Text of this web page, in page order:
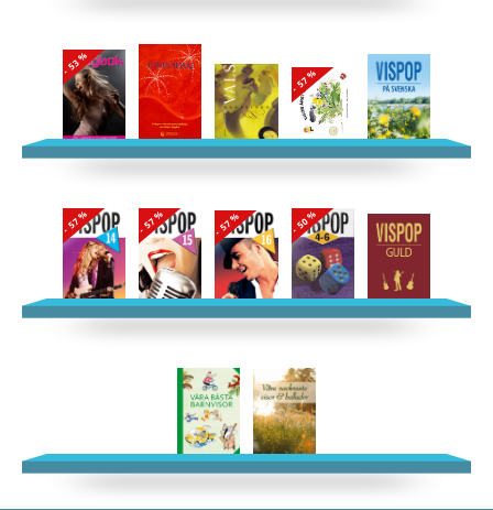
- 53 %
- 57 %
- 57 % - 57 % - 57 % - 50 %